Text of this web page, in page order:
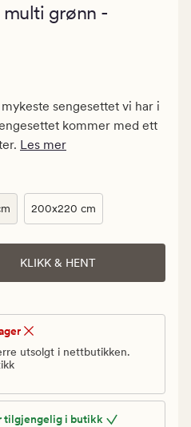
grønn -
sengesettet vi har i
kommer med ett
Les mer
200x220 cm
KLIKK & HENT
utsolgt i nettbutikken.
tilgjengelig i butikk